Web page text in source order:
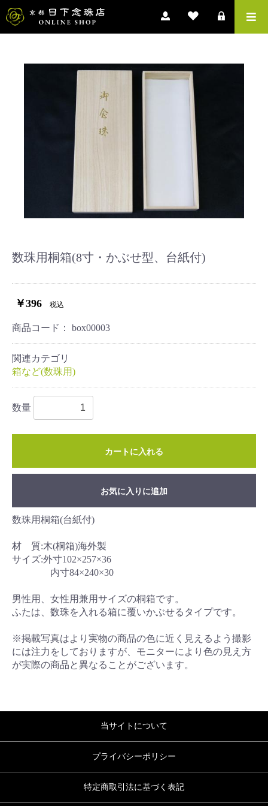
数珠用桐箱(8寸・かぶせ型、台紙付)
￥396 税込
商品コード： box00003
関連カテゴリ
箱など(数珠用)
数量
カートに入れる
お気に入りに追加
数珠用桐箱(台紙付)
材 質:木(桐箱)海外製
サイズ:外寸102×257×36
内寸84×240×30
男性用、女性用兼用サイズの桐箱です。
ふたは、数珠を入れる箱に覆いかぶせるタイプです。
※掲載写真はより実物の商品の色に近く見えるよう撮影
には注力をしておりますが、モニターにより色の見え方
が実際の商品と異なることがございます。
当サイトについて
プライバシーポリシー
特定商取引法に基づく表記